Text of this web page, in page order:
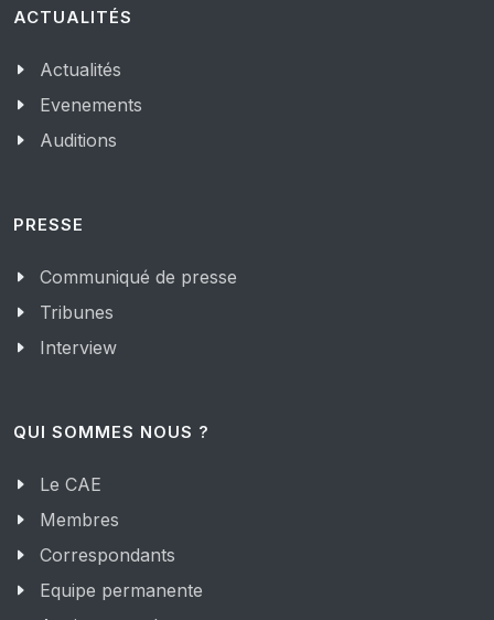
ACTUALITÉS
Actualités
Evenements
Auditions
PRESSE
Communiqué de presse
Tribunes
Interview
QUI SOMMES NOUS ?
Le CAE
Membres
Correspondants
Equipe permanente